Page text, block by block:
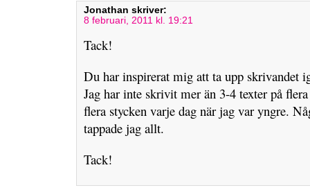
Jonathan skriver:
8 februari, 2011 kl. 19:21
Tack!
Du har inspirerat mig att ta upp skrivandet
Jag har inte skrivit mer än 3-4 texter på
flera stycken varje dag när jag var yngre.
tappade jag allt.
Tack!